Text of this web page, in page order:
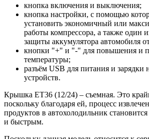
кнопка включения и выключения;
кнопка настройки, с помощью
установить экономичный или
работы компрессора, а также один
защиты аккумулятора автомобиля
кнопки "+" и "-" для повышения и
температуры;
разъём USB для питания и зарядки
устройств.
Крышка ET36 (12/24) – съемная. Это
поскольку благодаря ей, процесс
продуктов в автохолодильник
и быстрым.